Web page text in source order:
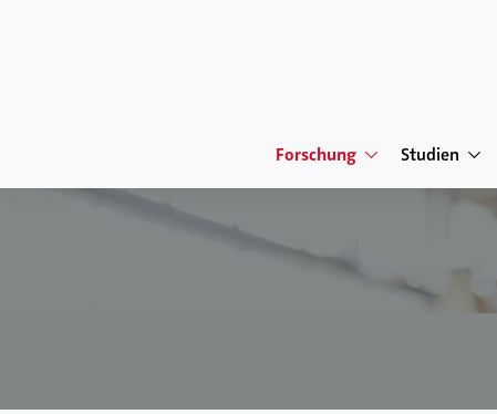
Forschung Studien